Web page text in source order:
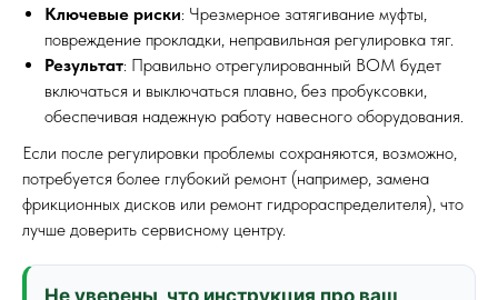
Ключевые риски: Чрезмерное затягивание муфты,
повреждение прокладки, неправильная регулировка тяг.
Результат: Правильно отрегулированный ВОМ будет
включаться и выключаться плавно, без пробуксовки,
обеспечивая надежную работу навесного оборудования.
Если после регулировки проблемы сохраняются, возможно,
потребуется более глубокий ремонт (например, замена
фрикционных дисков или ремонт гидрораспределителя), что
лучше доверить сервисному центру.
Не уверены, что инструкция про ваш